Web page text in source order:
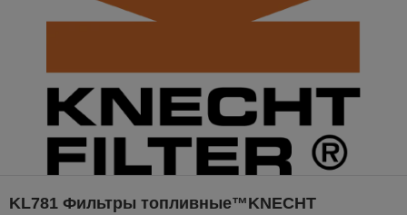
KL781 Фильтры топливные™KNECHT